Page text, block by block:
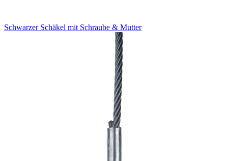
Schwarzer Schäkel mit Schraube & Mutter